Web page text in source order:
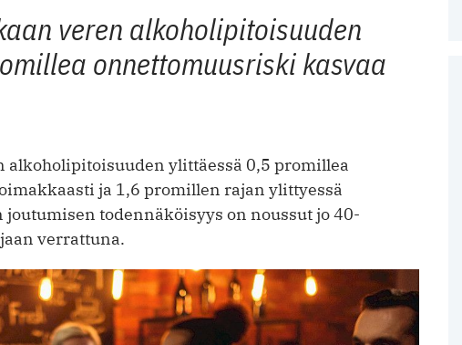
veren alkoholipitoisuuden
onnettomuusriski kasvaa
ylittäessä 0,5 promillea
ja 1,6 promillen rajan ylittyessä
todennäköisyys on noussut jo 40-
verrattuna.